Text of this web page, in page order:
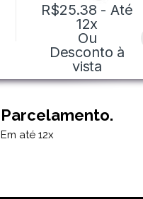
R$25.38 - Até
12x
Ou
Desconto à
vista
Parcelamento.
Em até 12x